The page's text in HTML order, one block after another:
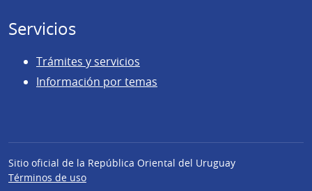
Servicios
Trámites y servicios
Información por temas
Sitio oficial de la República Oriental del Uruguay
Términos de uso